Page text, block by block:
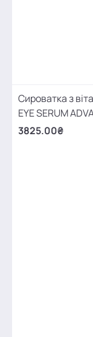
Сироватка з
EYE SERUM
3825.00₴